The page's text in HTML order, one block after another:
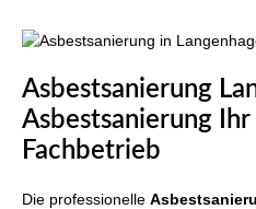
Asbestsanierung
Asbestsanierung
Fachbetrieb
Die professionelle